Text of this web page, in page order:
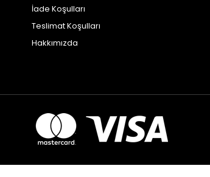
İade Koşulları
Teslimat Koşulları
Hakkımızda